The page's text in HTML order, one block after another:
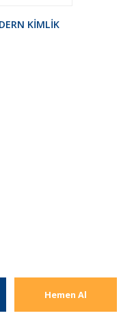
KİMLİK
Hemen Al